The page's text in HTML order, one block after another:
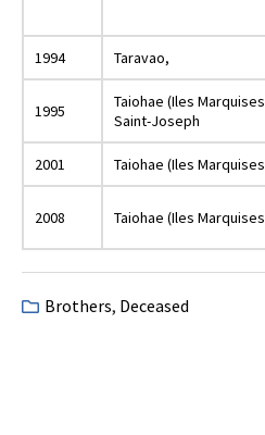
1994 Taravao,
1995
Taiohae (Iles
Saint-Joseph
2001 Taiohae (Iles
2008 Taiohae (Iles
Brothers, Deceased